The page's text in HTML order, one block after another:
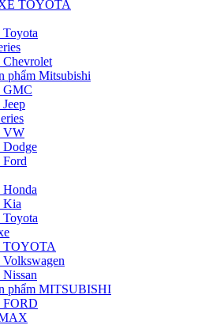
TOYOTA
phẩm Mitsubishi
GMC
VW
Dodge
Kia
TOYOTA
phẩm MITSUBISHI
FORD